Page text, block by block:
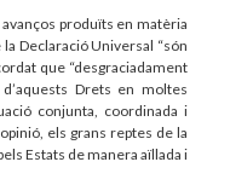
produïts en matèria
Declaració Universal “són
que “desgraciadament
Drets en moltes
conjunta, coordinada i
els grans reptes de la
Estats de manera aïllada i